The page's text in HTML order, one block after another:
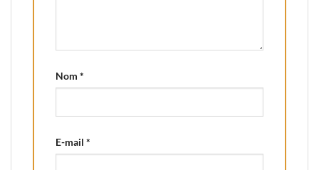
Nom *
E-mail *